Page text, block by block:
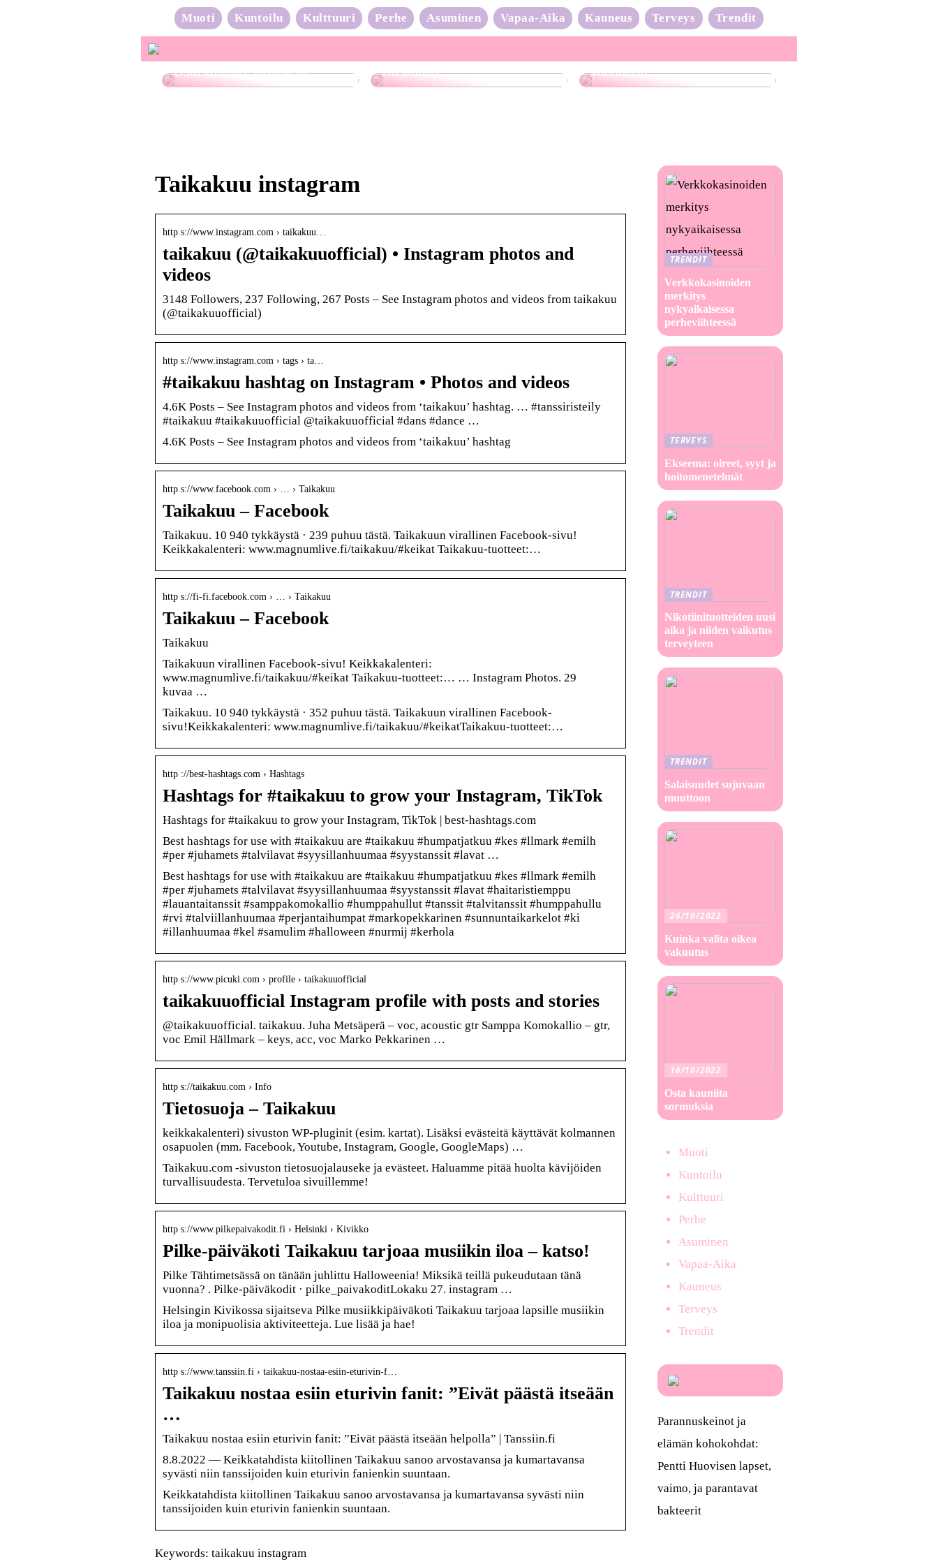
Muoti Kuntoilu Kulttuuri Perhe Asuminen Vapaa-Aika Kauneus Terveys Trendit
Osta kauniita sormuksia Raskaana?
Neulonta-aalto on täydessä
vauhdissa
Taikakuu instagram
http s://www.instagram.com › taikakuu…
taikakuu (@taikakuuofficial) • Instagram photos and
videos
3148 Followers, 237 Following, 267 Posts – See Instagram photos and videos from taikakuu
(@taikakuuofficial)
http s://www.instagram.com › tags › ta…
#taikakuu hashtag on Instagram • Photos and videos
4.6K Posts – See Instagram photos and videos from ‘taikakuu’ hashtag. … #tanssiristeily
#taikakuu #taikakuuofficial @taikakuuofficial #dans #dance …
4.6K Posts – See Instagram photos and videos from ‘taikakuu’ hashtag
http s://www.facebook.com › … › Taikakuu
Taikakuu – Facebook
Taikakuu. 10 940 tykkäystä · 239 puhuu tästä. Taikakuun virallinen Facebook-sivu!
Keikkakalenteri: www.magnumlive.fi/taikakuu/#keikat Taikakuu-tuotteet:…
http s://fi-fi.facebook.com › … › Taikakuu
Taikakuu – Facebook
Taikakuu
Taikakuun virallinen Facebook-sivu! Keikkakalenteri:
www.magnumlive.fi/taikakuu/#keikat Taikakuu-tuotteet:… … Instagram Photos. 29
kuvaa …
Taikakuu. 10 940 tykkäystä · 352 puhuu tästä. Taikakuun virallinen Facebook-
sivu!Keikkakalenteri: www.magnumlive.fi/taikakuu/#keikatTaikakuu-tuotteet:…
http ://best-hashtags.com › Hashtags
Hashtags for #taikakuu to grow your Instagram, TikTok
Hashtags for #taikakuu to grow your Instagram, TikTok | best-hashtags.com
Best hashtags for use with #taikakuu are #taikakuu #humpatjatkuu #kes #llmark #emilh
#per #juhamets #talvilavat #syysillanhuumaa #syystanssit #lavat …
Best hashtags for use with #taikakuu are #taikakuu #humpatjatkuu #kes #llmark #emilh
#per #juhamets #talvilavat #syysillanhuumaa #syystanssit #lavat #haitaristiemppu
#lauantaitanssit #samppakomokallio #humppahullut #tanssit #talvitanssit #humppahullu
#rvi #talviillanhuumaa #perjantaihumpat #markopekkarinen #sunnuntaikarkelot #ki
#illanhuumaa #kel #samulim #halloween #nurmij #kerhola
http s://www.picuki.com › profile › taikakuuofficial
taikakuuofficial Instagram profile with posts and stories
@taikakuuofficial. taikakuu. Juha Metsäperä – voc, acoustic gtr Samppa Komokallio – gtr,
voc Emil Hällmark – keys, acc, voc Marko Pekkarinen …
http s://taikakuu.com › Info
Tietosuoja – Taikakuu
keikkakalenteri) sivuston WP-pluginit (esim. kartat). Lisäksi evästeitä käyttävät kolmannen
osapuolen (mm. Facebook, Youtube, Instagram, Google, GoogleMaps) …
Taikakuu.com -sivuston tietosuojalauseke ja evästeet. Haluamme pitää huolta kävijöiden
turvallisuudesta. Tervetuloa sivuillemme!
http s://www.pilkepaivakodit.fi › Helsinki › Kivikko
Pilke-päiväkoti Taikakuu tarjoaa musiikin iloa – katso!
Pilke Tähtimetsässä on tänään juhlittu Halloweenia! Miksikä teillä pukeudutaan tänä
vuonna? ‍️. Pilke-päiväkodit · pilke_paivakoditLokaku 27. instagram …
Helsingin Kivikossa sijaitseva Pilke musiikkipäiväkoti Taikakuu tarjoaa lapsille musiikin
iloa ja monipuolisia aktiviteetteja. Lue lisää ja hae!
http s://www.tanssiin.fi › taikakuu-nostaa-esiin-eturivin-f…
Taikakuu nostaa esiin eturivin fanit: ”Eivät päästä itseään
…
Taikakuu nostaa esiin eturivin fanit: ”Eivät päästä itseään helpolla” | Tanssiin.fi
8.8.2022 — Keikkatahdista kiitollinen Taikakuu sanoo arvostavansa ja kumartavansa
syvästi niin tanssijoiden kuin eturivin fanienkin suuntaan.
Keikkatahdista kiitollinen Taikakuu sanoo arvostavansa ja kumartavansa syvästi niin
tanssijoiden kuin eturivin fanienkin suuntaan.
Keywords: taikakuu instagram
TRENDIT
Verkkokasinoiden
merkitys
nykyaikaisessa
perheviihteessä
TERVEYS
Ekseema: oireet, syyt ja
hoitomenetelmät
TRENDIT
Nikotiinituotteiden uusi
aika ja niiden vaikutus
terveyteen
TRENDIT
Salaisuudet sujuvaan
muuttoon
26/10/2022
Kuinka valita oikea
vakuutus
16/10/2022
Osta kauniita
sormuksia
Muoti
Kuntoilu
Kulttuuri
Perhe
Asuminen
Vapaa-Aika
Kauneus
Terveys
Trendit
Parannuskeinot ja
elämän kohokohdat:
Pentti Huovisen lapset,
vaimo, ja parantavat
bakteerit